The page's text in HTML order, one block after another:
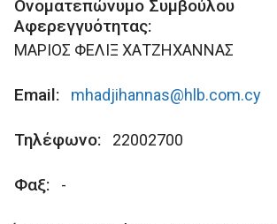
Ονοματεπώνυμο Συμβούλου
Αφερεγγυότητας:
ΜΑΡΙΟΣ ΦΕΛΙΞ ΧΑΤΖΗΧΑΝΝΑΣ
Email: mhadjihannas@hlb.com.cy
Τηλέφωνο: 22002700
Φαξ: -